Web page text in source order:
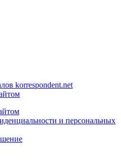
korrespondent.net
и персональных